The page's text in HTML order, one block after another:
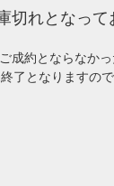
切れとなって
成約とならなか
了となりますので